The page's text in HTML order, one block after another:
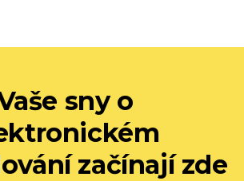
sny o
začínají zde